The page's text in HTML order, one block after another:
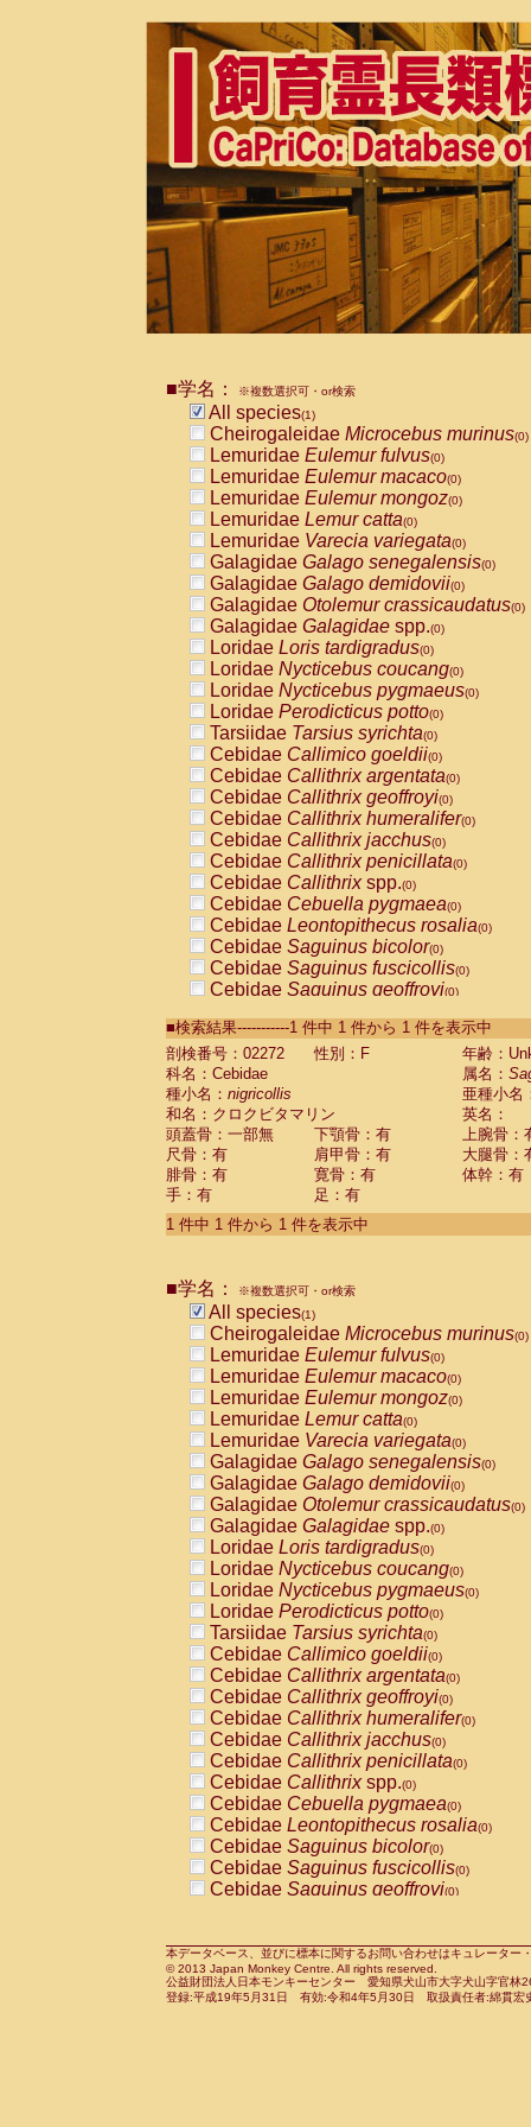
■学名： ※複数選択可・or検索
All species(1)
Cheirogaleidae Microcebus murinus(0)
Lemuridae Eulemur fulvus(0)
Lemuridae Eulemur macaco(0)
Lemuridae Eulemur mongoz(0)
Lemuridae Lemur catta(0)
Lemuridae Varecia variegata(0)
Galagidae Galago senegalensis(0)
Galagidae Galago demidovii(0)
Galagidae Otolemur crassicaudatus(0)
Galagidae Galagidae spp.(0)
Loridae Loris tardigradus(0)
Loridae Nycticebus coucang(0)
Loridae Nycticebus pygmaeus(0)
Loridae Perodicticus potto(0)
Tarsiidae Tarsius syrichta(0)
Cebidae Callimico goeldii(0)
Cebidae Callithrix argentata(0)
Cebidae Callithrix geoffroyi(0)
Cebidae Callithrix humeralifer(0)
Cebidae Callithrix jacchus(0)
Cebidae Callithrix penicillata(0)
Cebidae Callithrixspp.(0)
Cebidae Cebuella pygmaea(0)
Cebidae Leontopithecus rosalia(0)
Cebidae Saguinus bicolor(0)
Cebidae Saguinus fuscicollis(0)
Cebidae Saguinus geoffroyi(0)
CebidaeSaguinus labiatus(0)
Cebidae Saguinus leucopus (0)
Cebidae
CebidaeSaguinus mystax
CebidaeSaguinus nigricollis (1)
Cebidae Saguinus oedipus
Cebidae Saguinus weddelli
Cebidae Saguinusspp.
Cebidae Aotus trivirgatus
Cebidae Cebus albifrons
CebidaeCebus nigrivittatus
CebidaeCebus
CebidaeSaimiri boliviensis(0)
CebidaeSaimiri sciureus(0)
AtelidaeAlouatta caraya(0)
AtelidaeAlouatta fusca(0)
AtelidaeAlouatta seniculus
AtelidaeAlouattaspp.(0)
AtelidaeAteles belzebuth(0)
AtelidaeAteles geoffroyi(0)
AtelidaeAteles paniscus(0)
AtelidaeAtelesspp.(0)
Atelidae Lagothrix lagothricha
AtelidaeLagothrix lagothricha cana
PitheciidaeCacajao calvus
PitheciidaeCallicebus cupreus
PitheciidaeCallicebus donacophilus
PitheciidaeCallicebus moloch
PitheciidaeCallicebus torquatus
PitheciidaeCallicebusspp.(0)
PitheciidaeChiropotes satanas(0)
PitheciidaePithecia monachus
PitheciidaePithecia pithecia(0)
CercopithecidaeCercocebus agilis
CercopithecidaeCercocebus
CercopithecidaeCercocebus
CercopithecidaeCercocebus
CercopithecidaeCercocebus
CercopithecidaeCercocebushybrid
CercopithecidaePapio anubis(0)
CercopithecidaePapio cynocephalus
CercopithecidaePapio hamadryas(0)
■検索結果-----------1 件中 1 件から 1 件を表示中
剖検番号：02272
性別：F
年齢：
科名：Cebidae
属名：
種小名： nigricollis
亜種小名
和名：クロクビタマリン
英名：
頭蓋骨：一部無
下顎骨：有
上腕骨：
尺骨：有
肩甲骨：有
大腿骨：
腓骨：有
寛骨：有
体幹：有
手：有
足：有
1 件中 1 件から 1 件を表示中
■学名： ※複数選択可・or検索
All species(1)
Cheirogaleidae Microcebus murinus(0)
Lemuridae Eulemur fulvus(0)
Lemuridae Eulemur macaco(0)
Lemuridae Eulemur mongoz(0)
Lemuridae Lemur catta(0)
Lemuridae Varecia variegata(0)
Galagidae Galago senegalensis(0)
Galagidae Galago demidovii(0)
Galagidae Otolemur crassicaudatus(0)
Galagidae Galagidae spp.(0)
Loridae Loris tardigradus(0)
Loridae Nycticebus coucang(0)
Loridae Nycticebus pygmaeus(0)
Loridae Perodicticus potto(0)
Tarsiidae Tarsius syrichta(0)
Cebidae Callimico goeldii(0)
Cebidae Callithrix argentata(0)
Cebidae Callithrix geoffroyi(0)
Cebidae Callithrix humeralifer(0)
Cebidae Callithrix jacchus(0)
Cebidae Callithrix penicillata(0)
Cebidae Callithrixspp.(0)
Cebidae Cebuella pygmaea(0)
Cebidae Leontopithecus rosalia(0)
Cebidae Saguinus bicolor(0)
Cebidae Saguinus fuscicollis(0)
Cebidae Saguinus geoffroyi(0)
CebidaeSaguinus leucopus(0)
CebidaeSaguinus midas(0)
Cebidae Saguinus mystax(0)
本データベース、並びに標本に関するお問い合わせはキュレータ
© 2013 Japan Monkey Centre. All rights reserved.
公益財団法人日本モンキーセンター 愛知県犬山市大字犬山字官
登録:平成19年5月31日 有効:令和4年5月30日 取扱責任者:綿貫宏